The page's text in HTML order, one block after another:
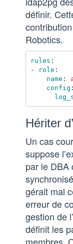
définir.
Robotics.
rules :
-
role :
name :
config :
Hériter
Un cas
suppose
par le DBA
gérait mal
erreur de
gestion de
définit les